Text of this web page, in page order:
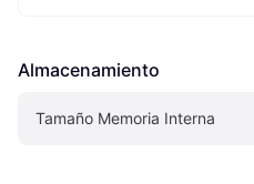
Almacenamiento
Tamaño Memoria Interna